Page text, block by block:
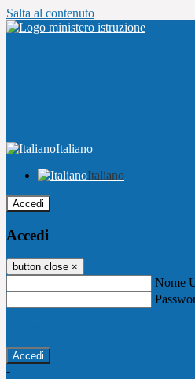
Salta al contenuto
Italiano
Italiano
Accedi
Accedi
button close ×
Nome
-